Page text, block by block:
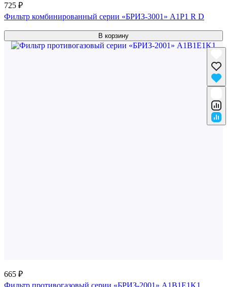
725 ₽
Фильтр комбинированный серии «БРИЗ-3001» A1P1 R D
В корзину
665 ₽
Фильтр противогазовый серии «БРИЗ-2001» A1B1E1K1